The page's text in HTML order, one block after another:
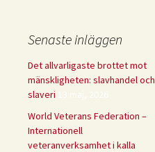
Senaste inläggen
Det allvarligaste brottet mot
mänskligheten: slavhandel och
slaveri 13 maj, 2026
World Veterans Federation –
Internationell
veteranverksamhet i kalla